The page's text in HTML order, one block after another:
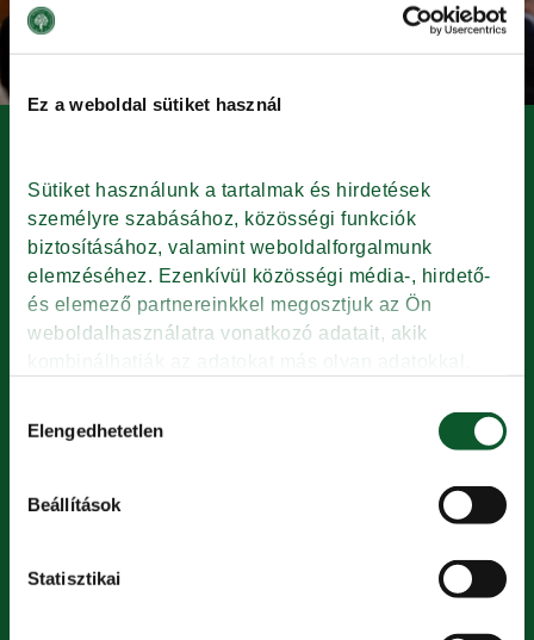
Ez a weboldal sütiket használ
Sütiket használunk a tartalmak és hirdetések
személyre szabásához, közösségi funkciók
biztosításához, valamint weboldalforgalmunk
elemzéséhez. Ezenkívül közösségi média-, hirdető-
és elemező partnereinkkel megosztjuk az Ön
weboldalhasználatra vonatkozó adatait, akik
kombinálhatják az adatokat más olyan adatokkal,
Adatkezelési tájékoztató
kiválasztása
Elengedhetetlen
Beállítások
Statisztikai
ENERGIAHATÉKONYSÁG
ÉS ZÖLDINNOVÁCIÓ
2023-ban a KMÉ és a Nébih közösen csatlakozott
ajánlott fel azon élelmiszeripari
vállalkozásoknak, amelyek a leginnovatívabb
termékeik előállításakor.
Tovább